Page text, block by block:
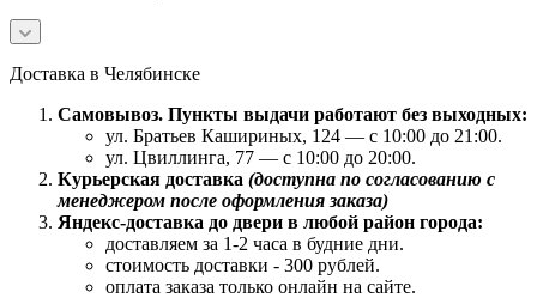
Доставка в Челябинске
Самовывоз. Пункты выдачи работают без выходных:
ул. Братьев Кашириных, 124 — с 10:00 до 21:00.
ул. Цвиллинга, 77 — с 10:00 до 20:00.
Курьерская доставка (доступна по согласованию с
менеджером после оформления заказа)
Яндекс-доставка до двери в любой район города:
доставляем за 1-2 часа в будние дни.
стоимость доставки - 300 рублей.
оплата заказа только онлайн на сайте.